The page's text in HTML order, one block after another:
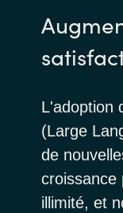
L'adoption
(Large
de
croissance
illimité, et